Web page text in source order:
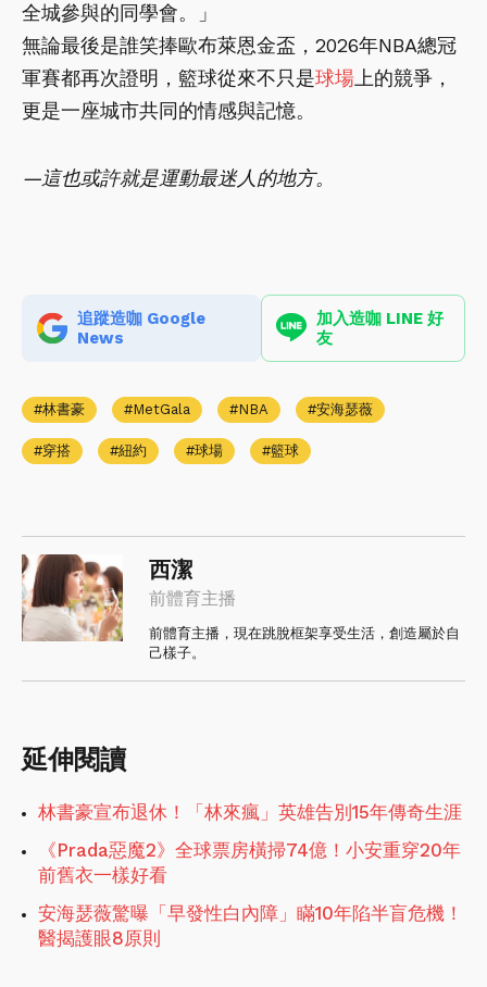
全城參與的同學會。」
無論最後是誰笑捧歐布萊恩金盃，2026年NBA總冠
軍賽都再次證明，籃球從來不只是球場上的競爭，
更是一座城市共同的情感與記憶。
—這也或許就是運動最迷人的地方。
追蹤造咖 Google
News
加入造咖 LINE 好
友
林書豪 MetGala NBA 安海瑟薇
穿搭 紐約 球場 籃球
西潔
前體育主播
前體育主播，現在跳脫框架享受生活，創造屬於自
己樣子。
延伸閱讀
林書豪宣布退休！「林來瘋」英雄告別15年傳奇生涯
《Prada惡魔2》全球票房橫掃74億！小安重穿20年
前舊衣一樣好看
安海瑟薇驚曝「早發性白內障」瞞10年陷半盲危機！
醫揭護眼8原則